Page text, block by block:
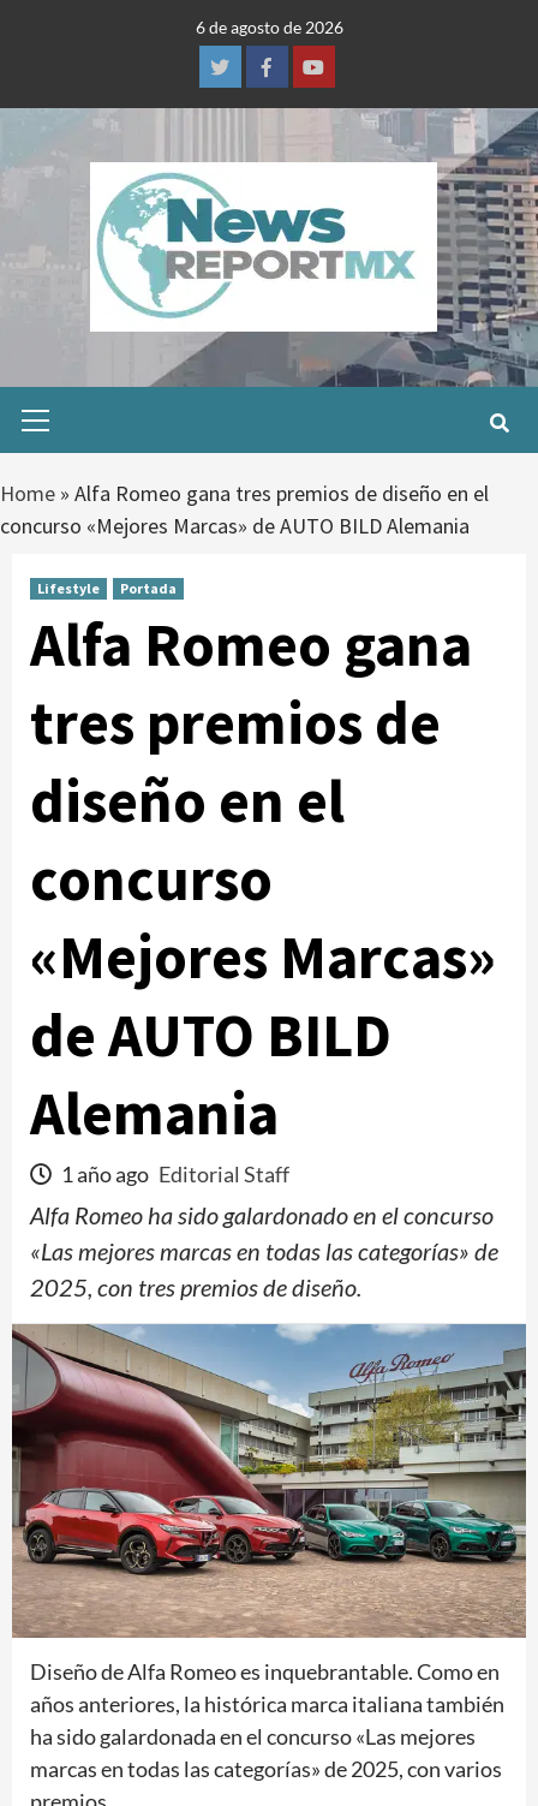
6 de agosto de 2026
TwitterFacebookYoutube
Menu
Home » Alfa Romeo gana tres premios de diseño en el
concurso «Mejores Marcas» de AUTO BILD Alemania
Lifestyle Portada
Alfa Romeo gana
tres premios de
diseño en el
concurso
«Mejores Marcas»
de AUTO BILD
Alemania
1 año ago Editorial Staff
Alfa Romeo ha sido galardonado en el concurso
«Las mejores marcas en todas las categorías» de
2025, con tres premios de diseño.
Diseño de Alfa Romeo es inquebrantable. Como en
años anteriores, la histórica marca italiana también
ha sido galardonada en el concurso «Las mejores
marcas en todas las categorías» de 2025, con varios